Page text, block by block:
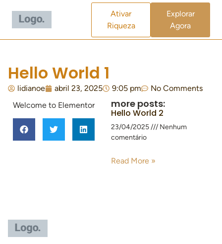
Ativar
Riqueza
Explorar
Agora
Hello World 1
lidianoe abril 23, 2025 9:05 pm
No Comments
Welcome to Elementor
more posts:
Hello World 2
23/04/2025
Nenhum
comentário
Read More »